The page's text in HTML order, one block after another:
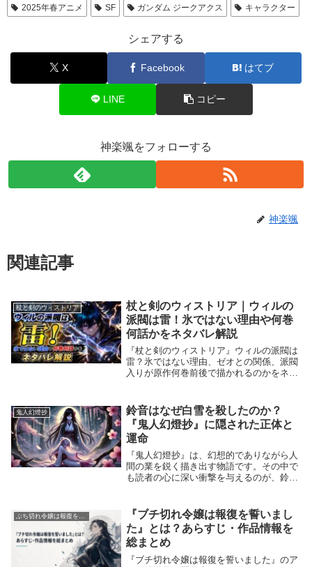
2025年春アニメ SF ガンダム ジークアクス キャラクター
シェアする
X Facebook はてブ
LINE コピー
神楽颯をフォローする
神楽颯
関連記事
杖と剣のウィストリア
杖と剣のウィストリア｜ウィルの
派閥は雷！氷ではない理由や何巻
何話かをネタバレ解説
『杖と剣のウィストリア』ウィルの派閥は
雷？氷ではない理由、ゼオとの関係、派閥
入りが原作何巻前後で描かれるのかをネタ
鬼人幻燈抄
鈴音はなぜ白雪を殺したのか？
『鬼人幻燈抄』に隠された正体と
運命
『鬼人幻燈抄』は、幻想的でありながら人
間の業を鋭く描き出す物語です。その中で
も読者の心に深い衝撃を与えるのが、鈴音
か？この出来事には、彼女の正体や避けら
れない運命が深...
ぶち切れ令嬢は報復を誓いました。
『ブチ切れ令嬢は報復を誓いまし
た』とは？あらすじ・作品情報を
総まとめ
『ブチ切れ令嬢は報復を誓いました』のア